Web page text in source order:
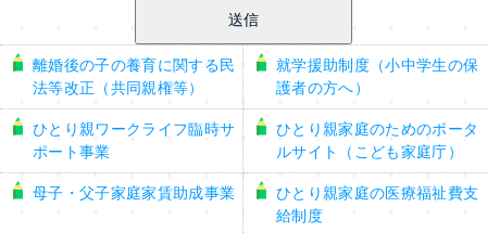
離婚後の子の養育に関する民
法等改正（共同親権等）
就学援助制度（小中学生の保
護者の方へ）
ひとり親ワークライフ臨時サ
ポート事業
ひとり親家庭のためのポータ
ルサイト（こども家庭庁）
母子・父子家庭家賃助成事業
ひとり親家庭の医療福祉費支
給制度